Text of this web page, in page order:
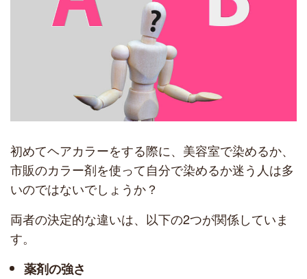
初めてヘアカラーをする際に、美容室で染めるか、
市販のカラー剤を使って自分で染めるか迷う人は多
いのではないでしょうか？
両者の決定的な違いは、以下の2つが関係していま
す。
薬剤の強さ